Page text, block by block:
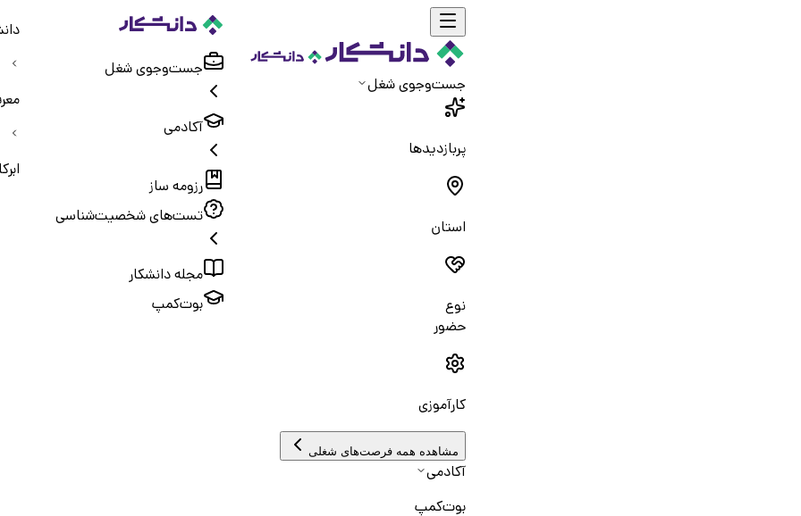
جست‌و‌جوی شغل
پربازدیدها
استان
نوع
حضور
کارآموزی
مشاهده همه فرصت‌های شغلی
آکادمی
بوت‌کمپ
جست‌و‌جوی شغل
آکادمی
رزومه ساز
تست‌های شخصیت‌شناسی
مجله دانشکار
بوت‌کمپ